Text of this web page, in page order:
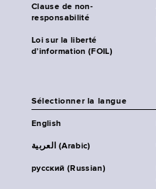
Clause de non-
responsabilité
Loi sur la liberté
d’information (FOIL)
Sélectionner la langue
English
العربية (Arabic)
русский (Russian)